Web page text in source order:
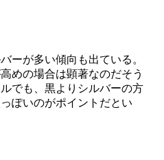
ーが多い傾向も出ている。
めの場合は顕著なのだそう
でも、黒よりシルバーの方
ぽいのがポイントだとい